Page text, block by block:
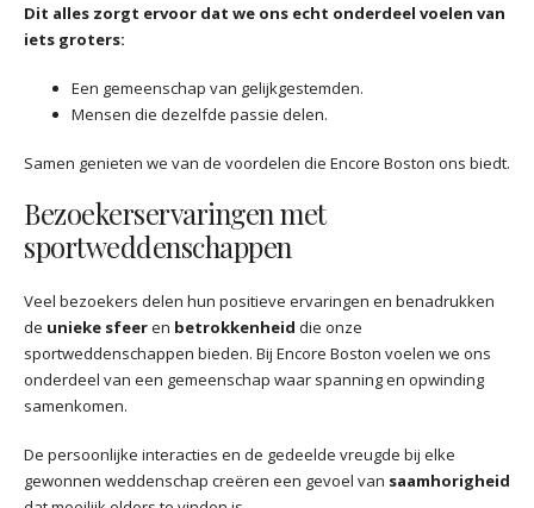
Dit alles zorgt ervoor dat we ons echt onderdeel voelen van
iets groters:
Een gemeenschap van gelijkgestemden.
Mensen die dezelfde passie delen.
Samen genieten we van de voordelen die Encore Boston ons biedt.
Bezoekerservaringen met
sportweddenschappen
Veel bezoekers delen hun positieve ervaringen en benadrukken
de unieke sfeeren betrokkenheid die onze
sportweddenschappen bieden. Bij Encore Boston voelen we ons
onderdeel van een gemeenschap waar spanning en opwinding
samenkomen.
De persoonlijke interacties en de gedeelde vreugde bij elke
gewonnen weddenschap creëren een gevoel van saamhorigheid